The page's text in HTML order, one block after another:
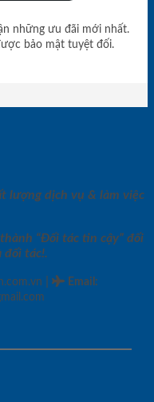
những ưu đãi mới nhất.
bảo mật tuyệt đối.
lượng dịch vụ & làm việc
“Đối tác tin cậy” đối
đối tác!.
Email :